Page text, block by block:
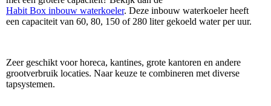
Habit Box inbouw waterkoeler. Deze inbouw waterkoeler heeft
een capaciteit van 60, 80, 150 of 280 liter gekoeld water per uur.
Zeer geschikt voor horeca, kantines, grote kantoren en andere
grootverbruik locaties. Naar keuze te combineren met diverse
tapsystemen.